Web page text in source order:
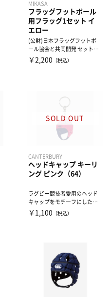
MIKASA
フラッグフットボール
用フラッグ1セット イ
エロー
(公財)日本フラッグフットボ
ール協会と共同開発 セット内
容：フラッグ２枚、ベルト...
￥2,200 （税込）
CANTERBURY
ヘッドキャップ キーリ
ング ピンク（64）
ラグビー競技者愛用のヘッド
キャップをモチーフにしたシ
リコーン製のキーリングで
￥1,100 （税込）